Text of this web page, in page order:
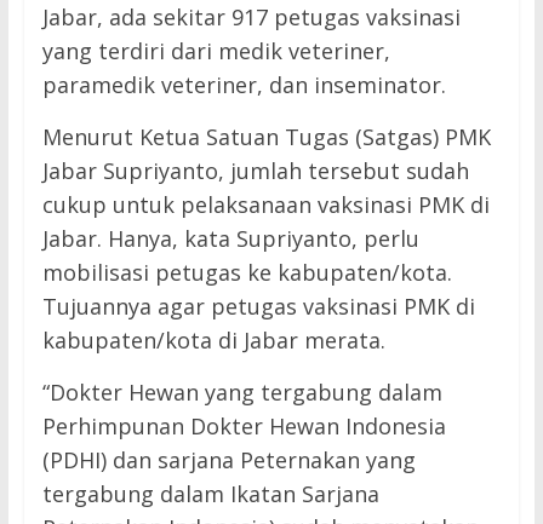
Jabar, ada sekitar 917 petugas vaksinasi
yang terdiri dari medik veteriner,
paramedik veteriner, dan inseminator.
Menurut Ketua Satuan Tugas (Satgas) PMK
Jabar Supriyanto, jumlah tersebut sudah
cukup untuk pelaksanaan vaksinasi PMK di
Jabar. Hanya, kata Supriyanto, perlu
mobilisasi petugas ke kabupaten/kota.
Tujuannya agar petugas vaksinasi PMK di
kabupaten/kota di Jabar merata.
“Dokter Hewan yang tergabung dalam
Perhimpunan Dokter Hewan Indonesia
(PDHI) dan sarjana Peternakan yang
tergabung dalam Ikatan Sarjana